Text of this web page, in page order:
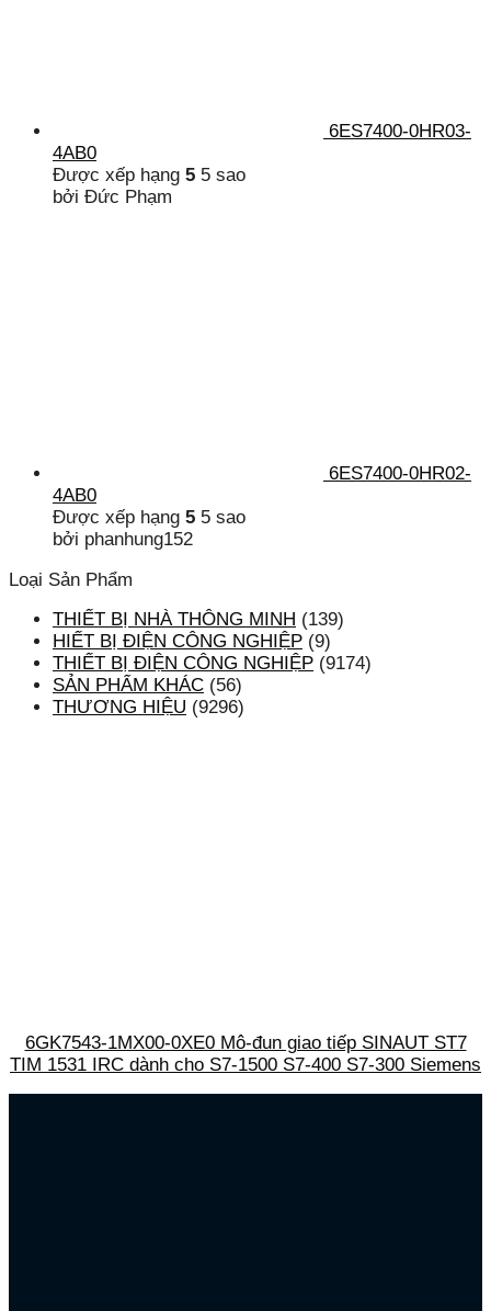
6ES7400-0HR03-
4AB0
Được xếp hạng 5 5 sao
bởi Đức Phạm
6ES7400-0HR02-
4AB0
Được xếp hạng 5 5 sao
bởi phanhung152
Loại Sản Phẩm
THIẾT BỊ NHÀ THÔNG MINH (139)
HIẾT BỊ ĐIỆN CÔNG NGHIỆP (9)
THIẾT BỊ ĐIỆN CÔNG NGHIỆP (9174)
SẢN PHẨM KHÁC (56)
THƯƠNG HIỆU (9296)
6GK7543-1MX00-0XE0 Mô-đun giao tiếp SINAUT ST7
TIM 1531 IRC dành cho S7-1500 S7-400 S7-300 Siemens